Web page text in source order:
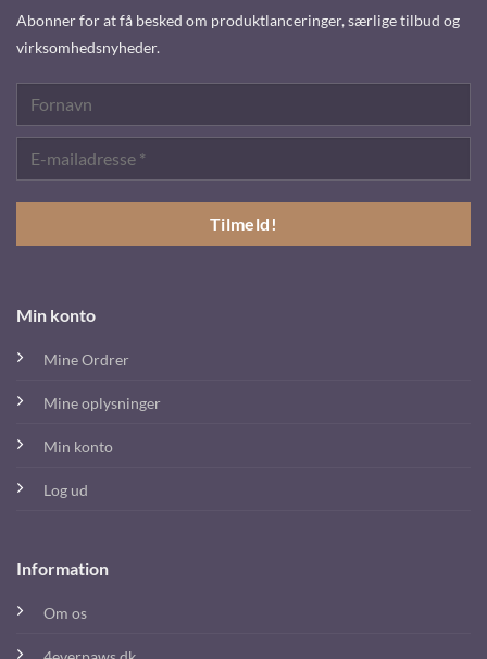
Min konto
Mine Ordrer
Mine oplysninger
Min konto
Log ud
Information
Om os
Abonner for at få besked om produktlanceringer, særlige tilbud og
virksomhedsnyheder.